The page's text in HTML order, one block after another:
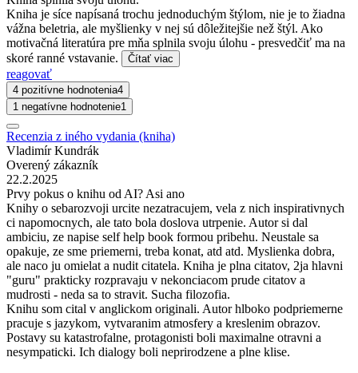
Kniha je síce napísaná trochu jednoduchým štýlom, nie je to žiadna
vážna beletria, ale myšlienky v nej sú dôležitejšie než štýl. Ako
motivačná literatúra pre mňa splnila svoju úlohu - presvedčiť ma na
skoré ranné vstavanie.
Čítať viac
reagovať
4 pozitívne hodnotenia4
1 negatívne hodnotenie1
Recenzia z iného vydania (kniha)
Vladimír Kundrák
Overený zákazník
22.2.2025
Prvy pokus o knihu od AI? Asi ano
Knihy o sebarozvoji urcite nezatracujem, vela z nich inspirativnych
ci napomocnych, ale tato bola doslova utrpenie. Autor si dal
ambiciu, ze napise self help book formou pribehu. Neustale sa
opakuje, ze sme priemerni, treba konat, atd atd. Myslienka dobra,
ale naco ju omielat a nudit citatela. Kniha je plna citatov, 2ja hlavni
"guru" prakticky rozpravaju v nekonciacom prude citatov a
mudrosti - neda sa to stravit. Sucha filozofia.
Knihu som cital v anglickom originali. Autor hlboko podpriemerne
pracuje s jazykom, vytvaranim atmosfery a kreslenim obrazov.
Postavy su katastrofalne, protagonisti boli maximalne otravni a
nesympaticki. Ich dialogy boli neprirodzene a plne klise.